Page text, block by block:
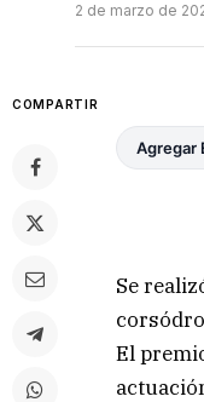
2 de marzo de
COMPARTIR
Agregar
Se
El